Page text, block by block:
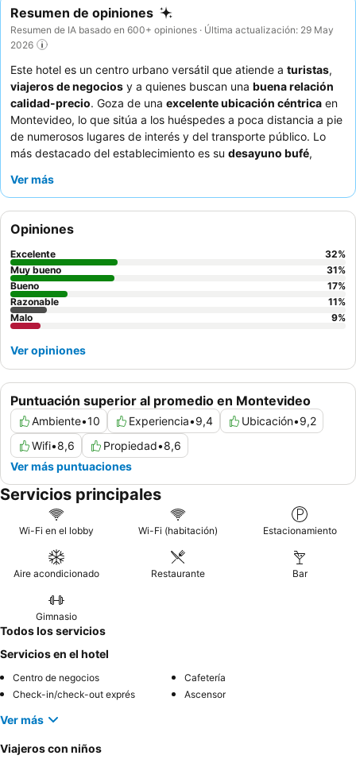
Resumen de opiniones
Resumen de IA basado en 600+ opiniones · Última actualización: 29 May
2026
Este hotel es un centro urbano versátil que atiende a turistas,
viajeros de negocios y a quienes buscan una buena relación
calidad-precio. Goza de una excelente ubicación céntrica en
Montevideo, lo que sitúa a los huéspedes a poca distancia a pie
de numerosos lugares de interés y del transporte público. Lo
más destacado del establecimiento es su desayuno bufé,
opciones como leche sin lactosa y fruta fresca. Los huéspedes
su excepcional amabilidad y atención. Para una estancia más
tranquila, considere la posibilidad de solicitar una habitación en
un piso superior o que no dé a la calle para minimizar el ruido.
Ver más
Puntuación superior al promedio en Montevideo
Ambiente•10 Experiencia•9,4 Ubicación•9,2
Wifi•8,6 Propiedad•8,6
Ver más puntuaciones
Opiniones
Excelente 32%
Muy bueno
31%
Bueno
17%
Razonable
11%
Malo
9%
Ver opiniones
Servicios principales
Wi-Fi en el lobby Wi-Fi (habitación) Estacionamiento
Aire acondicionado Restaurante Bar
Gimnasio
Todos los servicios
Servicios en el hotel
Centro de negocios
Cafetería
Check-in/check-out exprés
Ascensor
Ver más
Viajeros con niños